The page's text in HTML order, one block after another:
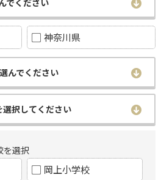
でください
神奈川県
んでください
選択してください
を選択
岡上小学校